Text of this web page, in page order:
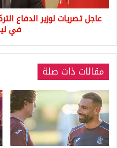
حفتر
فيعاجل تصريات لوزير الدفاع
في
مقالات ذات صلة